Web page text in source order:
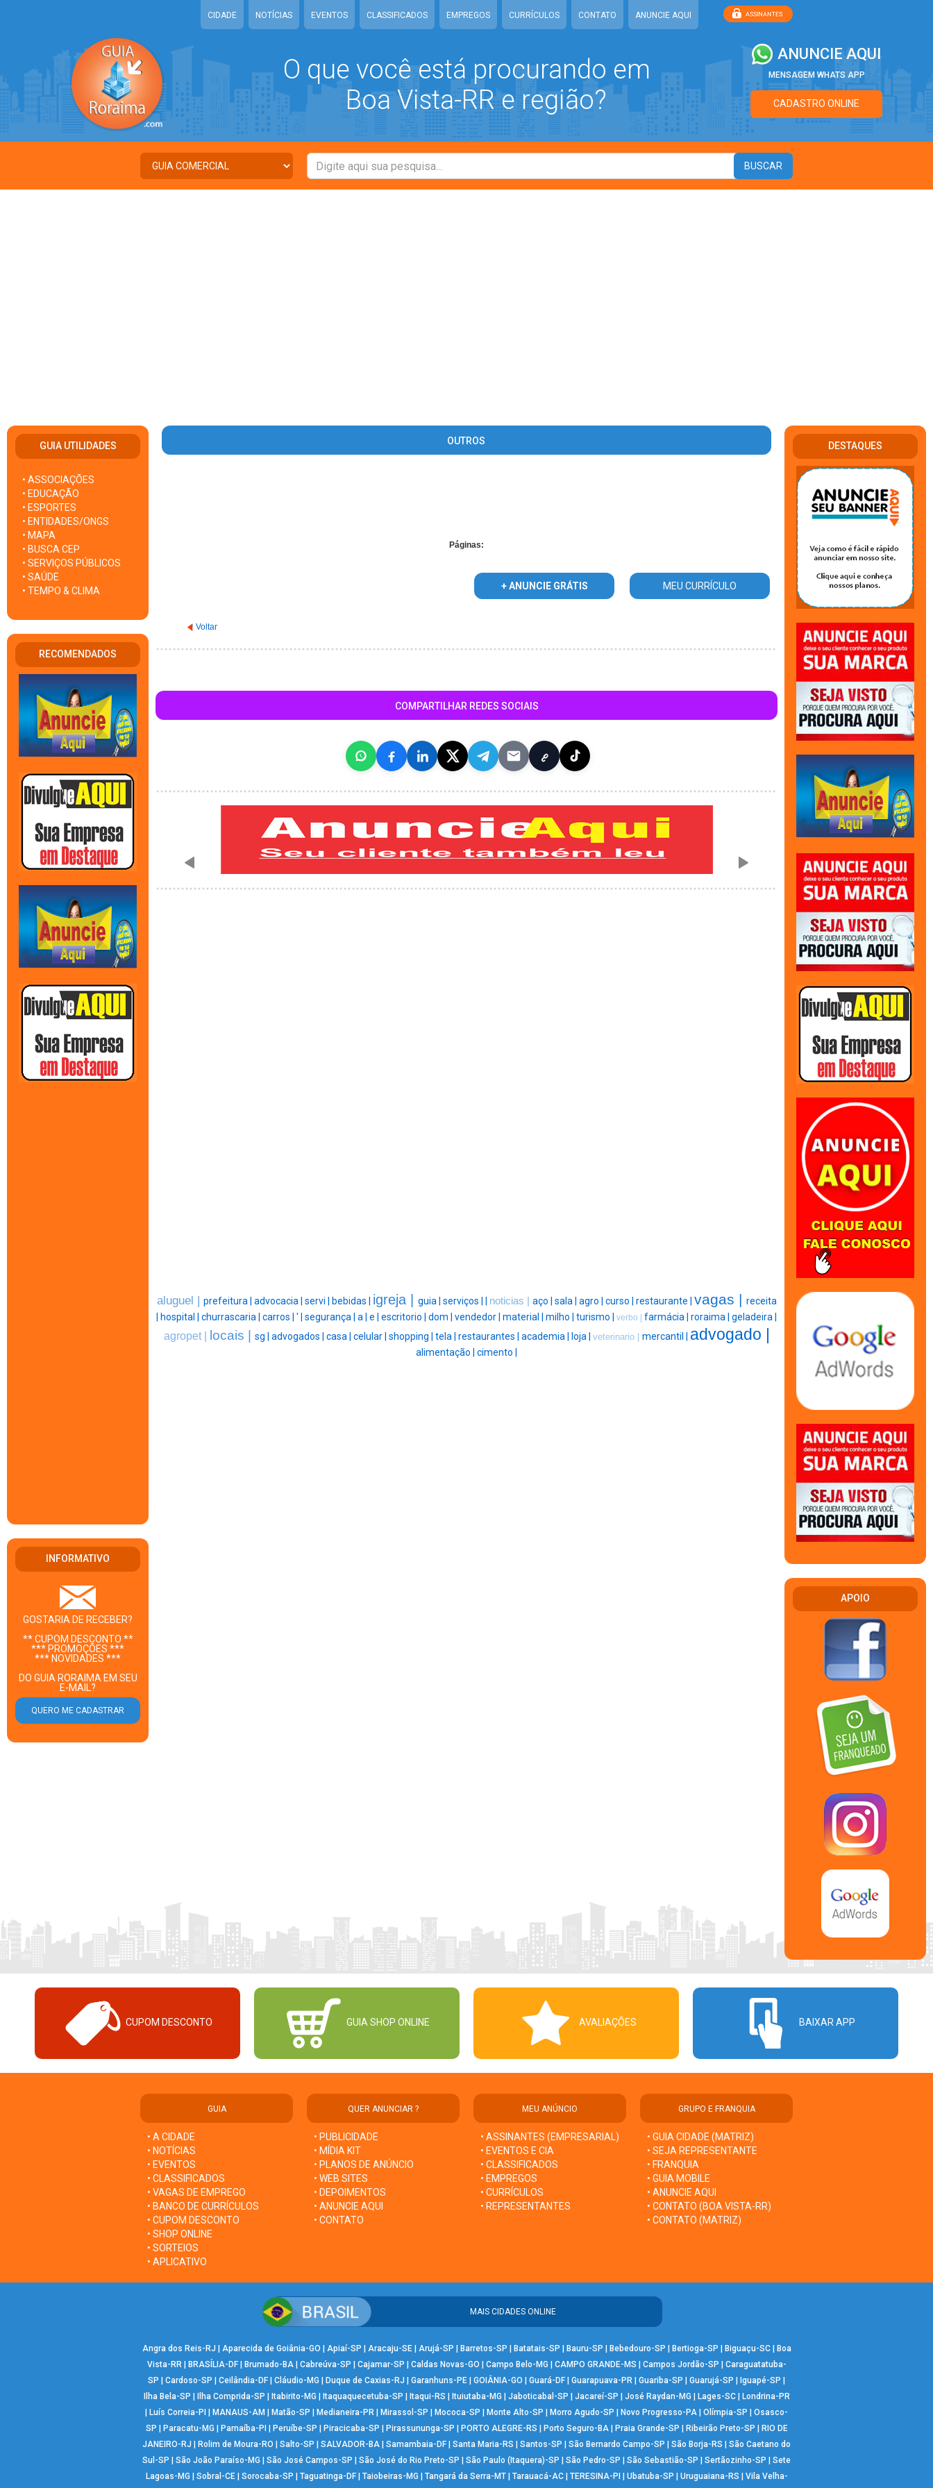
CIDADE NOTÍCIAS EVENTOS CLASSIFICADOS EMPREGOS CURRÍCULOS CONTATO ANUNCIE AQUI
O que você está procurando em
Boa Vista-RR e região?
ANUNCIE AQUI
MENSAGEM WHATS APP
CADASTRO ONLINE
GUIA UTILIDADES
• ASSOCIAÇÕES
• EDUCAÇÃO
• ESPORTES
• ENTIDADES/ONGS
• MAPA
• BUSCA CEP
• SERVIÇOS PÚBLICOS
• SAÚDE
• TEMPO & CLIMA
RECOMENDADOS
INFORMATIVO
GOSTARIA DE RECEBER?
** CUPOM DESCONTO **
*** PROMOÇÕES ***
*** NOVIDADES ***
DO GUIA RORAIMA EM SEU
E-MAIL?
OUTROS
Páginas:
+ ANUNCIE GRÁTIS MEU CURRÍCULO
Voltar
COMPARTILHAR REDES SOCIAIS
aluguel | prefeitura | advocacia | servi | bebidas | igreja | guia | serviços | noticias | aço | sala | agro | curso | restaurante | vagas | receita
hospital | churrascaria | carros | ' | segurança | a | e | escritorio | dom | vendedor | material | milho | turismo | verbo | farmácia | roraima | geladeira |
agropet | locais | sg | advogados | casa | celular | shopping | tela | restaurantes | academia | loja | veterinario | mercantil | advogado |
alimentação | cimento |
DESTAQUES
APOIO
CUPOM DESCONTO GUIA SHOP ONLINE AVALIAÇÕES BAIXAR APP
GUIA
• A CIDADE
• NOTÍCIAS
• EVENTOS
• CLASSIFICADOS
• VAGAS DE EMPREGO
• BANCO DE CURRÍCULOS
• CUPOM DESCONTO
• SHOP ONLINE
• SORTEIOS
• APLICATIVO
QUER ANUNCIAR ?
• PUBLICIDADE
• MÍDIA KIT
• PLANOS DE ANÚNCIO
• WEB SITES
• DEPOIMENTOS
• ANUNCIE AQUI
• CONTATO
MEU ANÚNCIO
• ASSINANTES (EMPRESARIAL)
• EVENTOS E CIA
• CLASSIFICADOS
• EMPREGOS
• CURRÍCULOS
• REPRESENTANTES
GRUPO E FRANQUIA
• GUIA CIDADE (MATRIZ)
• SEJA REPRESENTANTE
• FRANQUIA
• GUIA MOBILE
• ANUNCIE AQUI
• CONTATO (BOA VISTA-RR)
• CONTATO (MATRIZ)
MAIS CIDADES ONLINE
Angra dos Reis-RJ Aparecida de Goiânia-GO Apiaí-SP Aracaju-SE| Arujá-SP Barretos-SP Batatais-SP Bauru-SP Bebedouro-SP Bertioga-SP Biguaçu-SC|
Boa
Vista-RR| BRASÍLIA-DF| Brumado-BA| Cabreúva-SP Cajamar-SP Caldas Novas-GO Campo Belo-MG CAMPO GRANDE-MS Campos Jordão-SP
Caraguatatuba-
SP
Cardoso-SP Ceilândia-DF Cláudio-MG Duque de Caxias-RJ Garanhuns-PE GOIÂNIA-GO Guará-DF Guarapuava-PR Guariba-SP Guarujá-SP Iguapé-SP
Ilha Bela-SP
Ilha Comprida-SP Itabirito-MG Itaquaquecetuba-SP Itaqui-RS Ituiutaba-MG Jaboticabal-SP Jacareí-SP José Raydan-MG Lages-SC|
Londrina-PR
Luís Correia-PI MANAUS-AM Matão-SP Medianeira-PR Mirassol-SP Mococa-SP Monte Alto-SP Morro Agudo-SP Novo Progresso-PA Olímpia-SP
Osasco-
SP
Paracatu-MG Parnaíba-PI Peruíbe-SP Piracicaba-SP Pirassununga-SP PORTO ALEGRE-RS Porto Seguro-BA| Praia Grande-SP Ribeirão Preto-SP
RIO DE
JANEIRO-RJ
Rolim de Moura-RO Salto-SP SALVADOR-BA Samambaia-DF Santa Maria-RS Santos-SP São Bernardo Campo-SP São Borja-RS
São Caetano do
Sul-SP
São João Paraíso-MG São José Campos-SP São José do Rio Preto-SP São Paulo (Itaquera)-SP São Pedro-SP São Sebastião-SP Sertãozinho-SP
Sete
Lagoas-MG
Sobral-CE| Sorocaba-SP Taguatinga-DF| Taiobeiras-MG Tangará da Serra-MT| Tarauacá-AC| TERESINA-PI Ubatuba-SP Uruguaiana-RS
Vila Velha-